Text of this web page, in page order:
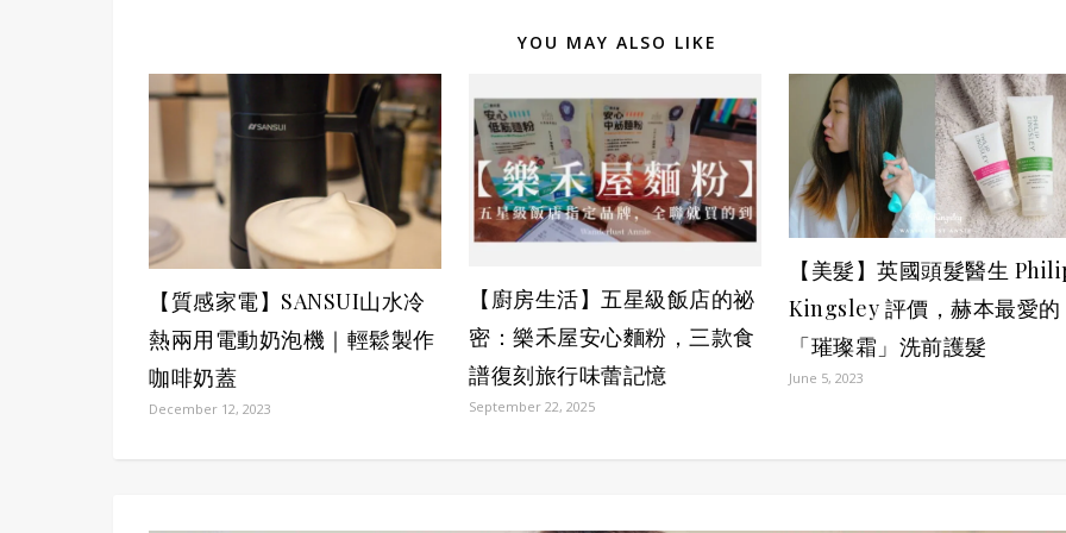
YOU MAY ALSO LIKE
【質感家電】SANSUI山水冷
熱兩用電動奶泡機｜輕鬆製作
咖啡奶蓋
December 12, 2023
【廚房生活】五星級飯店的祕
密：樂禾屋安心麵粉，三款食
譜復刻旅行味蕾記憶
September 22, 2025
【美髮】英國頭髮醫生
Kingsley 評價，赫本最愛的
「璀璨霜」洗前護髮
June 5, 2023